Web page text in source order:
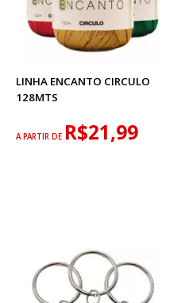
LINHA ENCANTO CIRCULO
128MTS
A PARTIR DE R$21,99